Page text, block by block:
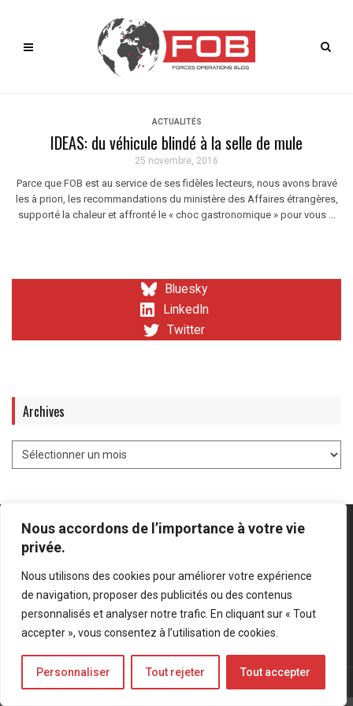
Nous accordons de l’importance à votre vie
privée.
Nous utilisons des cookies pour améliorer votre expérience
de navigation, proposer des publicités ou des contenus
personnalisés et analyser notre trafic. En cliquant sur « Tout
accepter », vous consentez à l’utilisation de cookies.
Personnaliser Tout rejeter Tout accepter
ACTUALITÉS
IDEAS: du véhicule blindé à la selle de mule
25 novembre, 2016
Parce que FOB est au service de ses fidèles lecteurs, nous avons bravé
les à priori, les recommandations du ministère des Affaires étrangères,
supporté la chaleur et affronté le « choc gastronomique » pour vous ...
Bluesky
LinkedIn
Twitter
Archives
Mentions légales-Politique de confidentialité
Bluesky
LinkedIn
Twitter
© Forces Operations Blog - 2022